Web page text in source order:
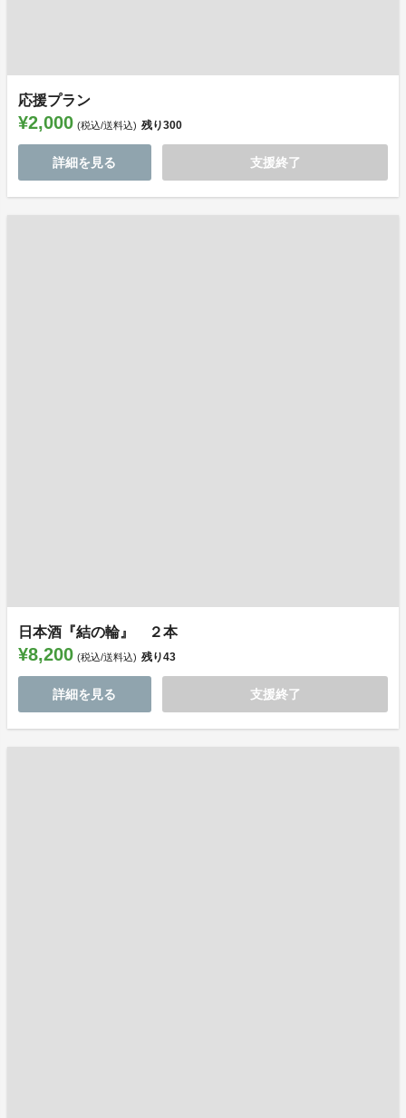
応援プラン
¥2,000 (税込/送料込) 残り300
詳細を見る 支援終了
日本酒『結の輪』 ２本
¥8,200 (税込/送料込) 残り43
詳細を見る 支援終了